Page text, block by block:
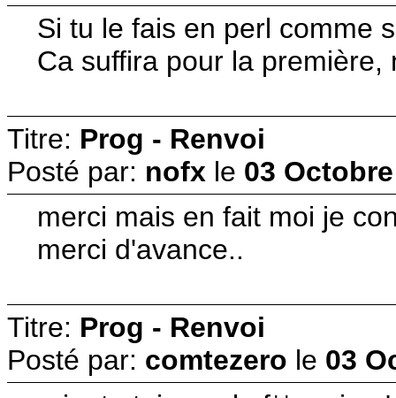
Si tu le fais en perl comme
Ca suffira pour la
Titre: Prog - Renvoi
Posté par: nofx le 03
merci mais en fait moi je
merci d'avance..
Titre: Prog - Renvoi
Posté par: comtezero le 03